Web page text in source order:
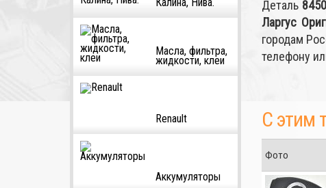
Масла, фильтра,
жидкости, клеи
Renault
Аккумуляторы
Деталь
Ларгус
городам
телефону
С этим
Фото